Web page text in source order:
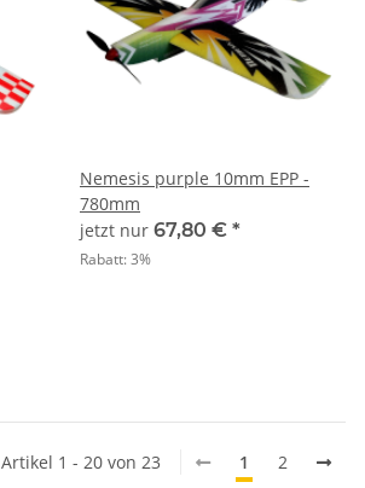
Nemesis purple 10mm EPP -
780mm
jetzt nur 67,80 € *
Rabatt:3%
Artikel 1 - 20 von 23 1 2